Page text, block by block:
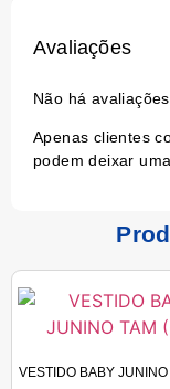
Avaliações
Não há avaliações
Apenas clientes
podem deixar
VESTIDO BABY JUNINO